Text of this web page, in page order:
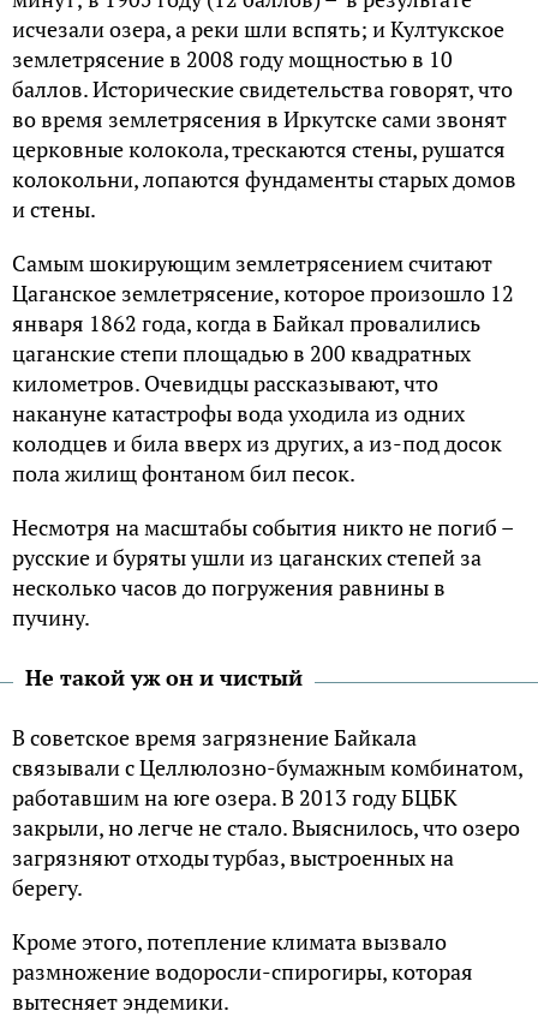
исчезали озера, а реки шли вспять; и Култукское
землетрясение в 2008 году мощностью в 10
баллов. Исторические свидетельства говорят, что
во время землетрясения в Иркутске сами звонят
церковные колокола, трескаются стены, рушатся
колокольни, лопаются фундаменты старых домов
и стены.
Самым шокирующим землетрясением считают
Цаганское землетрясение, которое произошло 12
января 1862 года, когда в Байкал провалились
цаганские степи площадью в 200 квадратных
километров. Очевидцы рассказывают, что
накануне катастрофы вода уходила из одних
колодцев и била вверх из других, а из-под досок
пола жилищ фонтаном бил песок.
Несмотря на масштабы события никто не погиб –
русские и буряты ушли из цаганских степей за
несколько часов до погружения равнины в
пучину.
Не такой уж он и чистый
В советское время загрязнение Байкала
связывали с Целлюлозно-бумажным комбинатом,
работавшим на юге озера. В 2013 году БЦБК
закрыли, но легче не стало. Выяснилось, что озеро
загрязняют отходы турбаз, выстроенных на
берегу.
Кроме этого, потепление климата вызвало
размножение водоросли-спирогиры, которая
вытесняет эндемики.